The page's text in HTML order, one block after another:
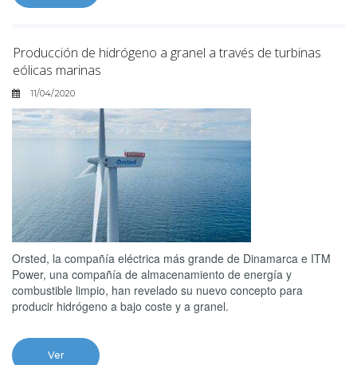
Producción de hidrógeno a granel a través de turbinas
eólicas marinas
11/04/2020
Orsted, la compañía eléctrica más grande de Dinamarca e ITM
Power, una compañía de almacenamiento de energía y
combustible limpio, han revelado su nuevo concepto para
producir hidrógeno a bajo coste y a granel.
Ver